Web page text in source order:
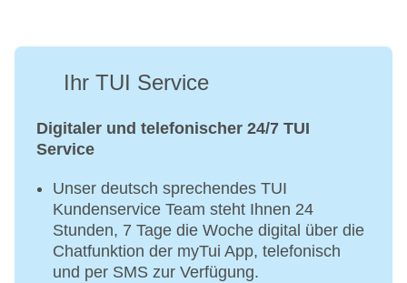
Ihr TUI Service
Digitaler und telefonischer 24/7 TUI
Service
Unser deutsch sprechendes TUI
Kundenservice Team steht Ihnen 24
Stunden, 7 Tage die Woche digital über die
Chatfunktion der myTui App, telefonisch
und per SMS zur Verfügung.